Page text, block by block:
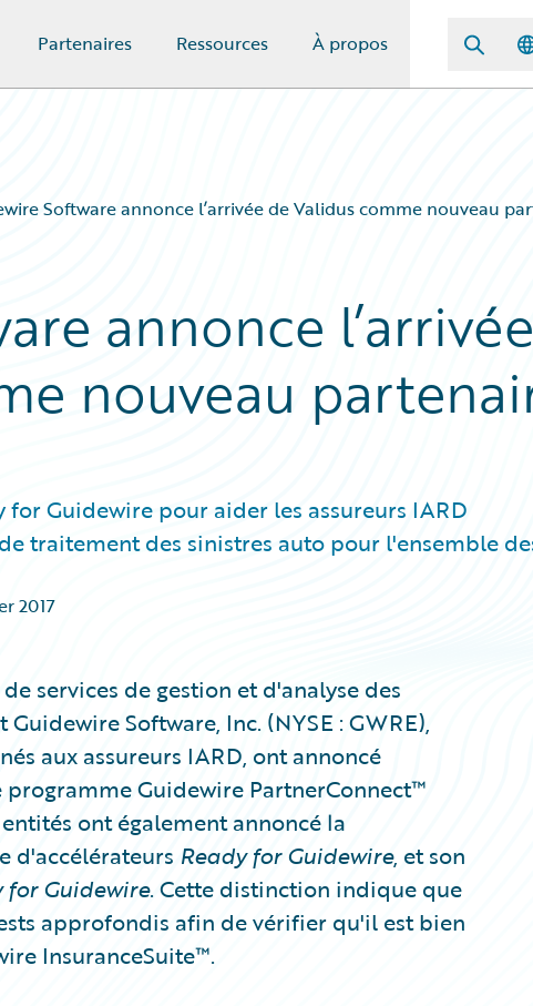
Partenaires Ressources À propos
Software annonce l’arrivée de Validus comme nouveau
annonce l’arrivée
nouveau
Guidewire pour aider les assureurs IARD
traitement des sinistres auto pour l'ensemble
2017
services de gestion et d'analyse des
Software, Inc. (NYSE : GWRE),
aux assureurs IARD, ont annoncé
Guidewire PartnerConnect™
entités ont également annoncé la
d'accélérateurs Ready for Guidewire, et son
for Guidewire. Cette distinction indique que
approfondis afin de vérifier qu'il est bien
InsuranceSuite™.